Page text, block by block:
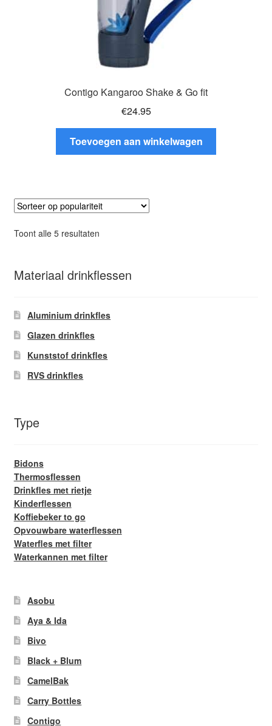
Contigo Kangaroo Shake & Go fit
€24.95
Toevoegen aan winkelwagen
Toont alle 5 resultatenGesorteerd
Materiaal drinkflessen
Aluminium drinkfles
Glazen drinkfles
Kunststof drinkfles
RVS drinkfles
Type
Bidons
Thermosflessen
Drinkfles met rietje
Kinderflessen
Koffiebeker to go
Opvouwbare waterflessen
Waterfles met filter
Waterkannen met filter
Asobu
Aya & Ida
Bivo
Black + Blum
CamelBak
Carry Bottles
Contigo